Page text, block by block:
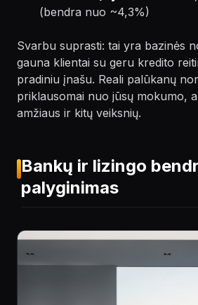
(bendra nuo ~4,3%)
Svarbu suprasti: tai yra bazinės
gauna klientai su geru kredito
pradiniu įnašu. Reali palūkanų
priklausomai nuo jūsų mokumo,
amžiaus ir kitų veiksnių.
Bankų ir lizingo
palyginimas